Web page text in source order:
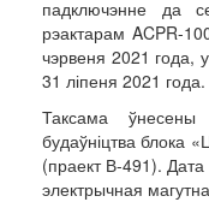
падключэнне да
рэактарам ACPR-
чэрвеня 2021 года,
31 ліпеня 2021 года.
Таксама
будаўніцтва блока
(праект В-491).
электрычная